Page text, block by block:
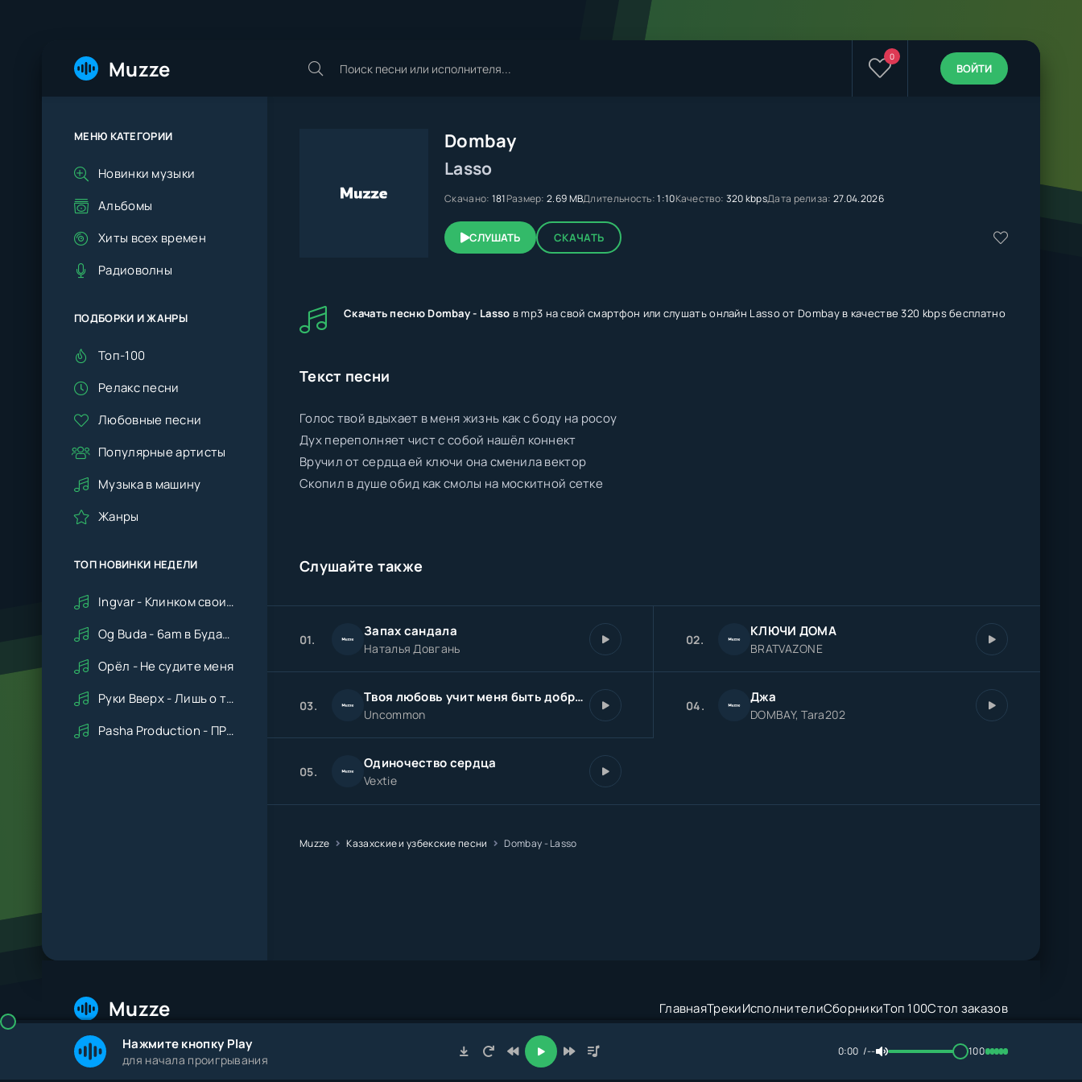
Muzze 0
ВОЙТИ
Dombay
Lasso
Скачано: 181Размер: 2.69 MBДлительность:1:10Качество: 320 kbpsДата релиза: 27.04.2026
СЛУШАТЬ СКАЧАТЬ
Скачать песню Dombay - Lasso в mp3 на свой смартфон или слушать онлайн Lasso от Dombay в качестве 320 kbps бесплатно
Текст песни
Голос твой вдыхает в меня жизнь как с боду на росоу
Дух переполняет чист с собой нашёл коннект
Вручил от сердца ей ключи она сменила вектор
Скопил в душе обид как смолы на москитной сетке
Слушайте также
01. Запах сандала
Наталья Довгань
02. КЛЮЧИ ДОМА
BRATVAZONE
03. Твоя любовь учит меня быть добрым
Uncommon
04. Джа
DOMBAY, Tara202
05. Одиночество сердца
Vextie
Muzze Казахские и узбекские песни Dombay - Lasso
МЕНЮ КАТЕГОРИИ
Новинки музыки
Альбомы
Хиты всех времен
Радиоволны
ПОДБОРКИ И ЖАНРЫ
Топ-100
Релакс песни
Любовные песни
Популярные артисты
Музыка в машину
Жанры
ТОП НОВИНКИ НЕДЕЛИ
Ingvar - Клинком своим ударишь ты по сердцу мне
Og Buda - 6am в Будапеште
Орёл - Не судите меня
Руки Вверх - Лишь о тебе мечтая (Remix cover Deep House)
Pasha Production - ПРАВДУ СКАЖИ
Muzze ГлавнаяТрекиИсполнителиСборникиТоп 100Стол заказов
© 2026 Muzze.net. Все права защищены. Администрация: admin@muzze.net
Нажмите кнопку Play
для начала проигрывания
0:00 -- 100